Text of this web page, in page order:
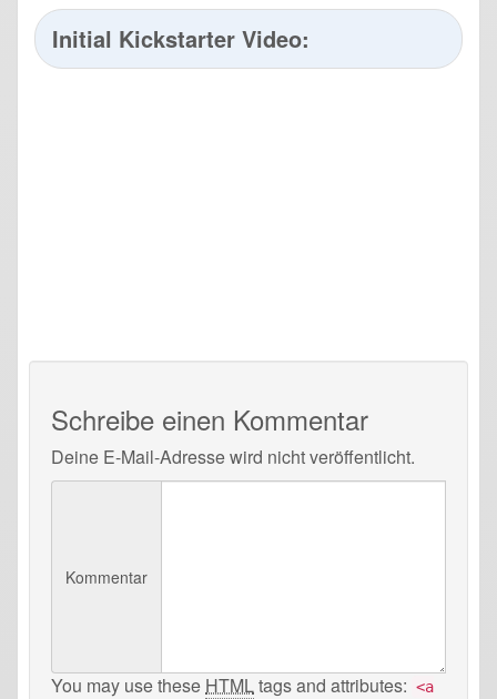
Initial Kickstarter Video:
Schreibe einen Kommentar
Deine E-Mail-Adresse wird nicht veröffentlicht.
Kommentar
You may use these HTMLtags and attributes: <a